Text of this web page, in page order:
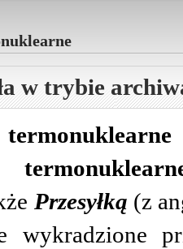
w trybie
Przesyłką (z
wykradzione